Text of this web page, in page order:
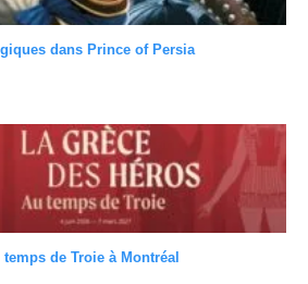
dans Prince of Persia
de Troie à Montréal